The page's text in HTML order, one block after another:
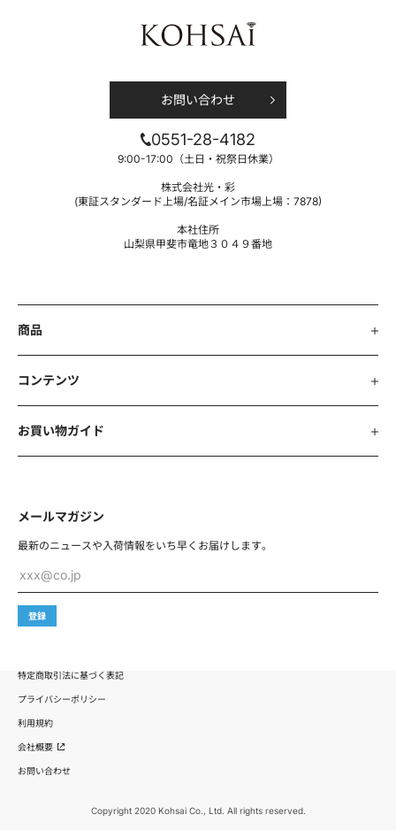
お問い合わせ
0551-28-4182
9:00-17:00（土日・祝祭日休業）
株式会社光・彩
(東証スタンダード上場/名証メイン市場上場：7878)
本社住所
山梨県甲斐市竜地３０４９番地
商品
コンテンツ
お買い物ガイド
メールマガジン
最新のニュースや入荷情報をいち早くお届けします。
xxx@co.jp
登録
特定商取引法に基づく表記
プライバシーポリシー
利用規約
会社概要
お問い合わせ
Copyright 2020 Kohsai Co., Ltd. All rights reserved.